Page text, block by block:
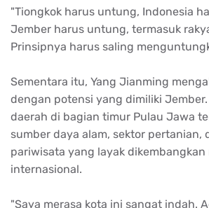
"Tiongkok harus untung, Indonesia
Jember harus untung, termasuk
Prinsipnya harus saling
Sementara itu, Yang Jianming
dengan potensi yang dimiliki
daerah di bagian timur Pulau Jawa
sumber daya alam, sektor pertanian,
pariwisata yang layak
internasional.
"Saya merasa kota ini sangat indah.